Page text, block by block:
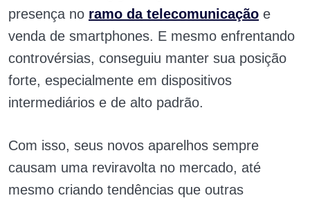
presença no ramo da telecomunicação e
venda de smartphones. E mesmo enfrentando
controvérsias, conseguiu manter sua posição
forte, especialmente em dispositivos
intermediários e de alto padrão.
Com isso, seus novos aparelhos sempre
causam uma reviravolta no mercado, até
mesmo criando tendências que outras